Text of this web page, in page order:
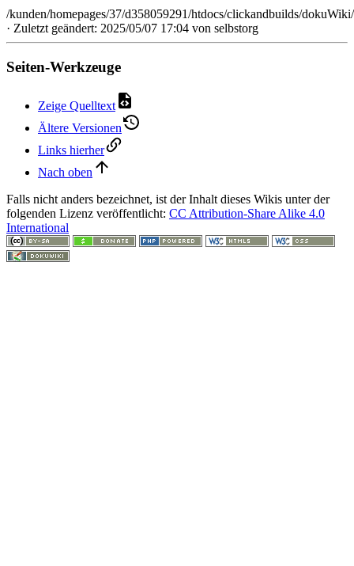
/kunden/homepages/37/d358059291/htdocs/clickandbuilds/
· Zuletzt geändert: 2025/05/07 17:04 von selbstorg
Seiten-Werkzeuge
Zeige Quelltext
Ältere Versionen
Links hierher
Nach oben
Falls nicht anders bezeichnet, ist der Inhalt dieses Wikis unter der
folgenden Lizenz veröffentlicht: CC Attribution-Share Alike 4.0
International